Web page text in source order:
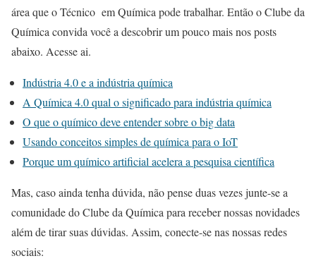
área que o Técnico em Química pode trabalhar. Então o Clube da
Química convida você a descobrir um pouco mais nos posts
abaixo. Acesse ai.
Indústria 4.0 e a indústria química
A Química 4.0 qual o significado para indústria química
O que o químico deve entender sobre o big data
Usando conceitos simples de química para o IoT
Porque um químico artificial acelera a pesquisa científica
Mas, caso ainda tenha dúvida, não pense duas vezes junte-se a
comunidade do Clube da Química para receber nossas novidades
além de tirar suas dúvidas. Assim, conecte-se nas nossas redes
sociais: